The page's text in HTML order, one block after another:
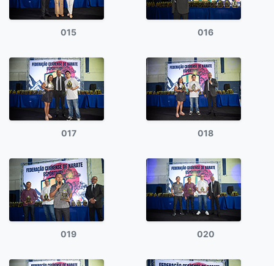
015 016
017 018
019 020